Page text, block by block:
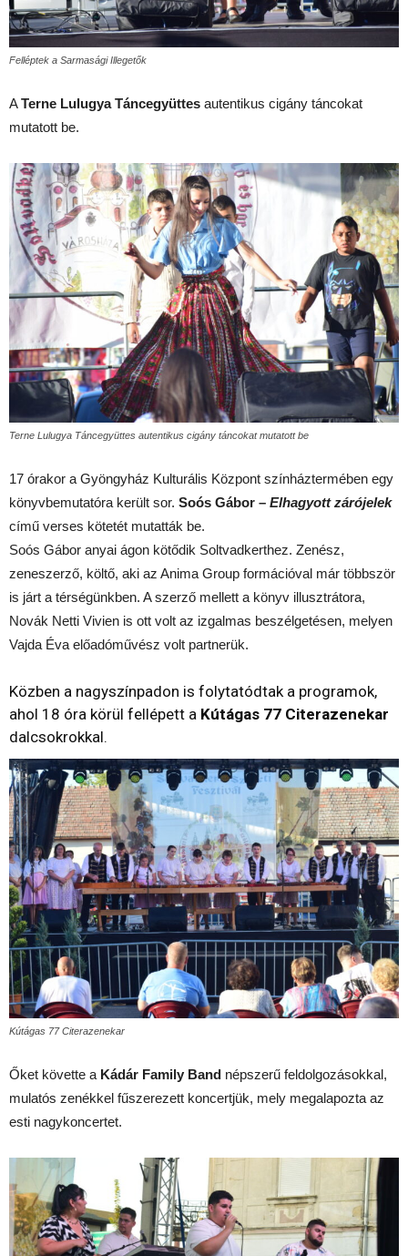
Felléptek a Sarmasági Illegetők
ATerne Lulugya Táncegyüttes autentikus cigány táncokat
mutatott be.
Terne Lulugya Táncegyüttes autentikus cigány táncokat mutatott be
17 órakor a Gyöngyház Kulturális Központ színháztermében egy
könyvbemutatóra került sor. Soós Gábor – Elhagyott zárójelek
című verses kötetét mutatták be.
Soós Gábor anyai ágon kötődik Soltvadkerthez. Zenész,
zeneszerző, költő, aki az Anima Group formációval már többször
is járt a térségünkben. A szerző mellett a könyv illusztrátora,
Novák Netti Vivien is ott volt az izgalmas beszélgetésen, melyen
Vajda Éva előadóművész volt partnerük.
Közben a nagyszínpadon is folytatódtak a programok,
ahol 18 óra körül fellépett a Kútágas 77 Citerazenekar
dalcsokrokkal.
Kútágas 77 Citerazenekar
Őket követte a Kádár Family Band népszerű feldolgozásokkal,
mulatós zenékkel fűszerezett koncertjük, mely megalapozta az
esti nagykoncertet.